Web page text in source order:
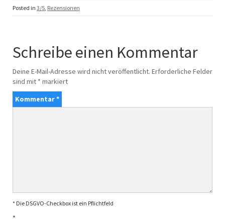
Posted in 3/5 Rezensionen
Schreibe einen Kommentar
Deine E-Mail-Adresse wird nicht veröffentlicht. Erforderliche Felder
sind mit * markiert
Kommentar*
* Die DSGVO-Checkbox ist ein Pflichtfeld